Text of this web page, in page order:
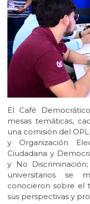
El Café
mesas temáticas,
una comisión del
y Organización
Ciudadana y
y No
universitarios se
conocieron sobre el
sus perspectivas y